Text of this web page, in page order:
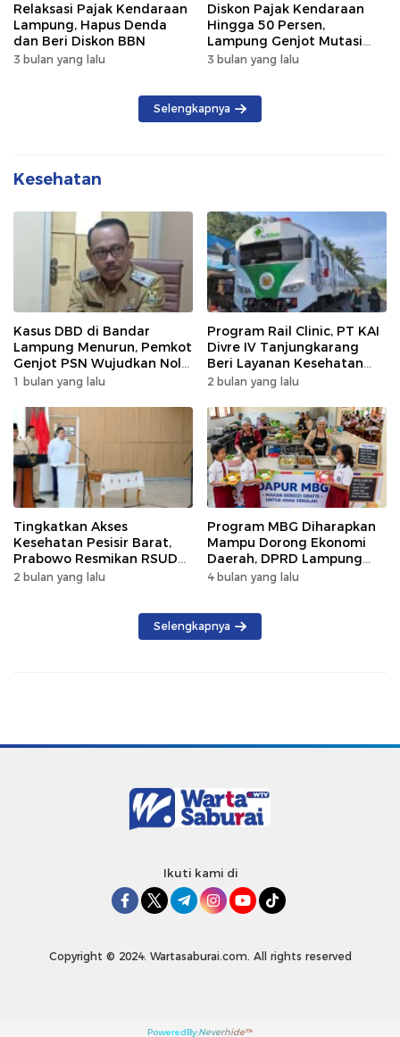
Relaksasi Pajak Kendaraan
Lampung, Hapus Denda
dan Beri Diskon BBN
3 bulan yang lalu
Diskon Pajak Kendaraan
Hingga 50 Persen,
Lampung Genjot Mutasi
Kendaraan Luar Daerah
3 bulan yang lalu
Selengkapnya
Kesehatan
Kasus DBD di Bandar
Lampung Menurun, Pemkot
Genjot PSN Wujudkan Nol
Kematian
1 bulan yang lalu
Program Rail Clinic, PT KAI
Divre IV Tanjungkarang
Beri Layanan Kesehatan
Gratis 250 Warga
2 bulan yang lalu
Tingkatkan Akses
Kesehatan Pesisir Barat,
Prabowo Resmikan RSUD
KH Muhammad Thohir
2 bulan yang lalu
Program MBG Diharapkan
Mampu Dorong Ekonomi
Daerah, DPRD Lampung
Tekankan Pemanfaatan
4 bulan yang lalu
Selengkapnya
Ikuti kami di
Copyright © 2024. Wartasaburai.com. All rights reserved
PoweredBy:Neverhide™